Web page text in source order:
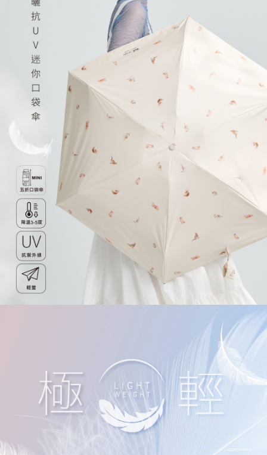
醒簡訊。
2.透過簡訊連結打開帳單後，可選擇「超商條碼／台灣大直營門市／銀行轉
帳／街口支付／iPASS MONEY」等通路繳費。
【注意事項】
1.本服務係由「台灣大哥大股份有限公司」（以下簡稱本公司）所提供，讓
用戶於交易時，得透過本服務購買商品或服務，並由商店將買賣／分期付款
買賣價金債權讓與本公司後，依約使用本公司帳單繳交帳款。
2.基於同意付款使用「大哥付你分期」之契約關係目的，商店將以您的個人
資料（包含姓名、電話或地址）提供予台灣大哥大進項蒐集、處理及利用，
由本公司與您本人進行分期帳單所需資料之確認、核對及更正。
3.完整用戶服務條款，請詳閱以下連結：
https://oppay.tw/userRule
【「AFTEE先享後付」結帳流程】
１．於結帳方式選擇「AFTEE先享後付」後，將跳轉至「AFTEE先享後付」
結帳頁面，進行簡訊認證並確認金額後，即可完成結帳。
２．訂單成立數日內，您將收到繳費通知簡訊。
３．收到繳費通知簡訊後14天內，點擊此簡訊中的連結，可透過四大超商／
ATM／網路銀行／等多元方式進行付款，方視為交易完成。
※ 請注意：結帳手續完成當下不需立刻繳費，但若您需要取消訂單，請聯絡
購買商品的店家。未經商家同意取消之訂單仍視為有效，需透過AFTEE先享
後付繳納相關費用。
※ 交易是否成功請以「AFTEE先享後付 」之結帳頁面顯示為準，若有關於
是否繳費成功／繳費後需取消欲退款等相關疑問，請聯繫「AFTEE先享後付
客戶支援中心」 https://netprotections.freshdesk.com/support/home
【注意事項】
１．透過由恩沛科技股份有限公司提供之「AFTEE先享後付」服務完成之交
易，需依本服務之必要範圍內提供個人資料，並將交易相關給付款項請求債
權轉讓予恩沛科技股份有限公司。
２．關於個人資料處理事宜，請瀏覽以下網址：
https://aftee.tw/terms/#terms3
３．未成年的使用者請事先徵得法定代理人或監護人之同意方可使用
「AFTEE先享後付」，若未經同意申辦者引起之損失，本公司不負相關責
任。
４．使用「AFTEE先享後付」時，將依據個別帳號之用戶狀況，依本公司即
時審查核予不同之上限額度；若仍有額度不足之情形，本公司將視審查結果
請求用戶進行身份認證。
５．嚴禁一人註冊多個帳號或使用他人資訊註冊。若發現惡意使用之情形，
恩沛科技股份有限公司將有權停止該用戶之使用額度並採取法律行動。
每筆NT$80，滿NT$1,000(含以上)免運費
付款後全家取貨
每筆NT$80，滿NT$1,000(含以上)免運費
萊爾富取貨付款
每筆NT$80，滿NT$1,000(含以上)免運費
付款後萊爾富取貨
每筆NT$80，滿NT$1,000(含以上)免運費
7-11取貨付款
每筆NT$80，滿NT$1,000(含以上)免運費
付款後7-11取貨
每筆NT$80，滿NT$1,000(含以上)免運費
宅配
每筆NT$80，滿NT$1,000(含以上)免運費
外島宅配
每筆NT$200
海外宅配 查看運費